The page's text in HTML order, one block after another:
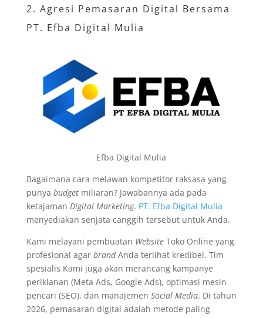
2. Agresi Pemasaran Digital Bersama
PT. Efba Digital Mulia
Efba Digital Mulia
Bagaimana cara melawan kompetitor raksasa yang
punya budgetmiliaran? Jawabannya ada pada
ketajaman Digital Marketing. PT. Efba Digital Mulia
menyediakan senjata canggih tersebut untuk Anda.
Kami melayani pembuatan WebsiteToko Online yang
profesional agar brandAnda terlihat kredibel. Tim
spesialis Kami juga akan merancang kampanye
periklanan (Meta Ads, Google Ads), optimasi mesin
pencari (SEO), dan manajemen Social Media. Di tahun
2026, pemasaran digital adalah metode paling